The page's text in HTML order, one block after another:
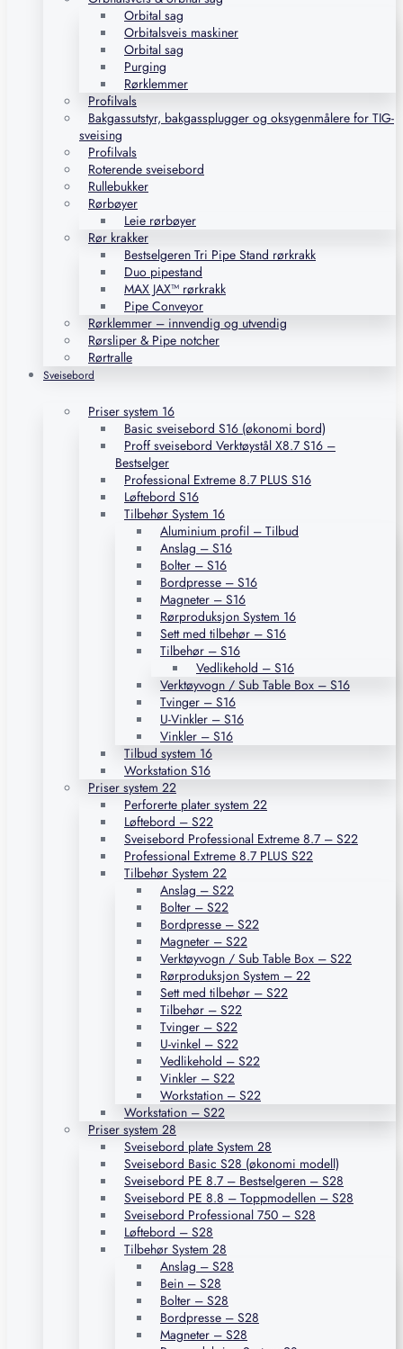
Orbital sag
Orbitalsveis maskiner
Orbital sag
Purging
Rørklemmer
Profilvals
Bakgassutstyr, bakgassplugger og oksygenmålere for TIG-
sveising
Profilvals
Roterende sveisebord
Rullebukker
Rørbøyer
Leie rørbøyer
Rør krakker
Bestselgeren Tri Pipe Stand rørkrakk
Duo pipestand
MAX JAX™ rørkrakk
Pipe Conveyor
Rørklemmer – innvendig og utvendig
Rørsliper & Pipe notcher
Rørtralle
Sveisebord
Priser system 16
Basic sveisebord S16 (økonomi bord)
Proff sveisebord Verktøystål X8.7 S16 –
Bestselger
Professional Extreme 8.7 PLUS S16
Løftebord S16
Tilbehør System 16
Aluminium profil – Tilbud
Anslag – S16
Bolter – S16
Bordpresse – S16
Magneter – S16
Rørproduksjon System 16
Sett med tilbehør – S16
Tilbehør – S16
Vedlikehold – S16
Verktøyvogn / Sub Table Box – S16
Tvinger – S16
U-Vinkler – S16
Vinkler – S16
Tilbud system 16
Workstation S16
Priser system 22
Perforerte plater system 22
Løftebord – S22
Sveisebord Professional Extreme 8.7 – S22
Professional Extreme 8.7 PLUS S22
Tilbehør System 22
Anslag – S22
Bolter – S22
Bordpresse – S22
Magneter – S22
Verktøyvogn / Sub Table Box – S22
Rørproduksjon System – 22
Sett med tilbehør – S22
Tilbehør – S22
Tvinger – S22
U-vinkel – S22
Vedlikehold – S22
Vinkler – S22
Workstation – S22
Workstation – S22
Priser system 28
Sveisebord plate System 28
Sveisebord Basic S28 (økonomi modell)
Sveisebord PE 8.7 – Bestselgeren – S28
Sveisebord PE 8.8 – Toppmodellen – S28
Sveisebord Professional 750 – S28
Løftebord – S28
Tilbehør System 28
Anslag – S28
Bein – S28
Bolter – S28
Bordpresse – S28
Magneter – S28